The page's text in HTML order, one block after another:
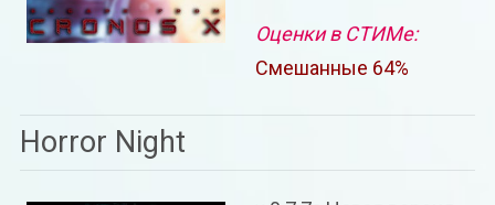
Оценки в СТИМе:
Смешанные 64%
Horror Night